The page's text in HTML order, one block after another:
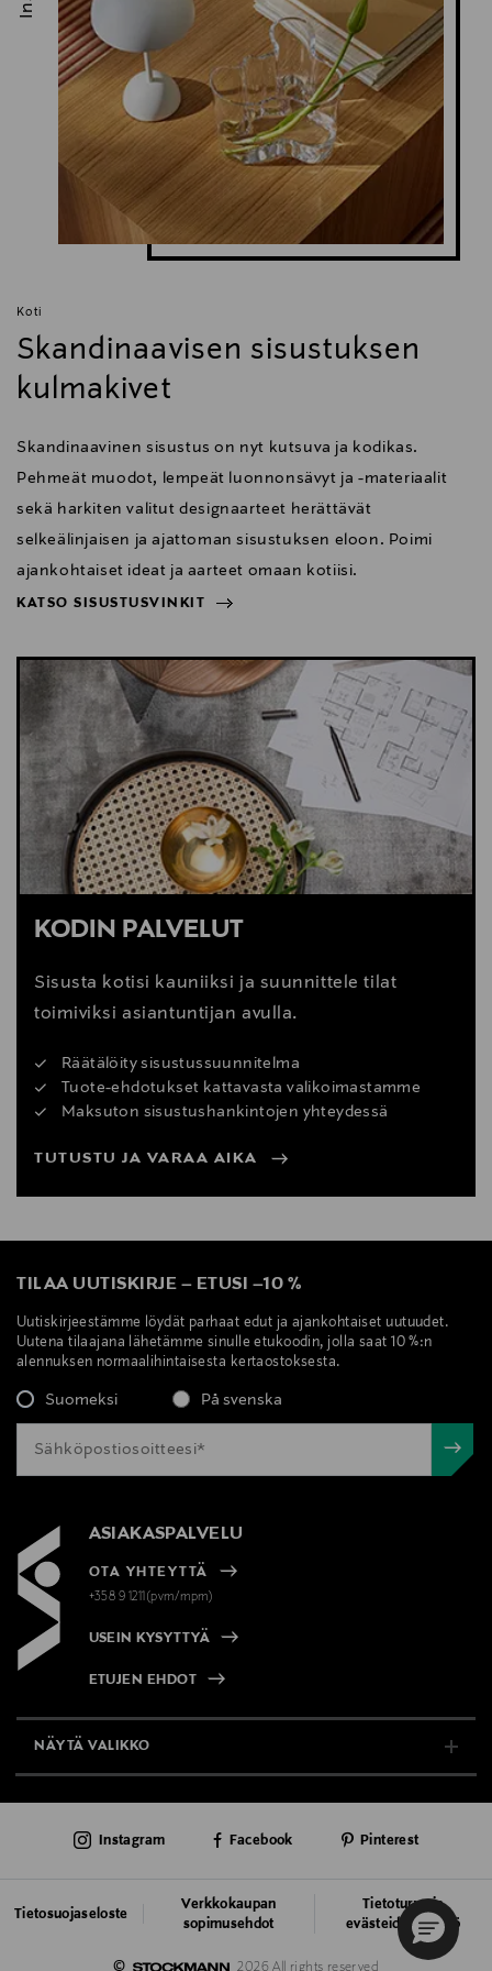
Koti
Skandinaavisen sisustuksen
kulmakivet
Skandinaavinen sisustus on nyt kutsuva ja kodikas.
Pehmeät muodot, lempeät luonnonsävyt ja -materiaalit
sekä harkiten valitut designaarteet herättävät
selkeälinjaisen ja ajattoman sisustuksen eloon. Poimi
ajankohtaiset ideat ja aarteet omaan kotiisi.
KATSO SISUSTUSVINKIT
KATSO SISUSTUSVINKIT
KODIN PALVELUT
Sisusta kotisi kauniiksi ja suunnittele tilat
toimiviksi asiantuntijan avulla.
Räätälöity sisustussuunnitelma
Tuote-ehdotukset kattavasta valikoimastamme
Maksuton sisustushankintojen yhteydessä
TUTUSTU JA VARAA AIKA
TILAA UUTISKIRJE – ETUSI –10 %
Uutiskirjeestämme löydät parhaat edut ja ajankohtaiset uutuudet.
Uutena tilaajana lähetämme sinulle etukoodin, jolla saat 10 %:n
alennuksen normaalihintaisesta kertaostoksesta.
Suomeksi På svenska
ASIAKASPALVELU
OTA YHTEYTTÄ
+358 9 1211(pvm/mpm)
USEIN KYSYTTYÄ
ETUJEN EHDOT
NÄYTÄ VALIKKO
AJANKOHTAISTA
©
2026 All rights reserved
Tietosuojaseloste
Verkkokaupan
sopimusehdot
Tietoturva ja
evästeiden käyttö
Instagram Facebook Pinterest